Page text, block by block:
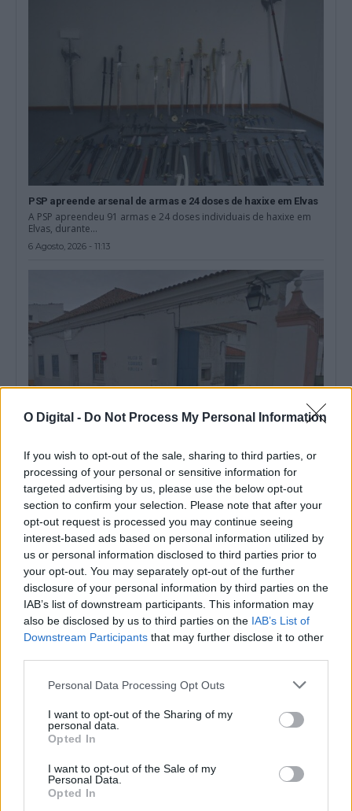
O Digital - Do Not Process My Personal Information
If you wish to opt-out of the sale, sharing to third parties, or
processing of your personal or sensitive information for
targeted advertising by us, please use the below opt-out
section to confirm your selection. Please note that after your
opt-out request is processed you may continue seeing
interest-based ads based on personal information utilized by
us or personal information disclosed to third parties prior to
your opt-out. You may separately opt-out of the further
disclosure of your personal information by third parties on the
IAB’s list of downstream participants. This information may
also be disclosed by us to third parties on the IAB’s List of
Downstream Participants that may further disclose it to other
Personal Data Processing Opt Outs
I want to opt-out of the Sharing of my
personal data.
Opted In
I want to opt-out of the Sale of my
Personal Data.
Opted In
PSP apreende arsenal de armas e 24 doses de haxixe em Elvas
A PSP apreendeu 91 armas e 24 doses individuais de haxixe em
Elvas, durante...
6 Agosto, 2026 - 11:13
PSP lança concurso de 875 mil euros para reabilitar edifício do
Comando Distrital de Évora
A Polícia de Segurança Pública (PSP) lançou um concurso público,
com o preço base...
6 Agosto, 2026 - 10:36
Elvas: Projeto MOVER apresenta soluções para recrutamento
de trabalhadores de Angola e Cabo Verde
A Associação Empresarial de Elvas (AEE), em parceria com a
Associação Empresarial de Portugal...